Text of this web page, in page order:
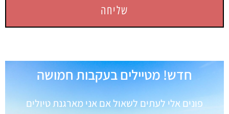
שליחה
חדש! מטיילים בעקבות חמושה
פונים אלי לעתים לשאול אם אני מארגנת טיולים